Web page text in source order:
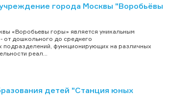
города Москвы "Воробьёвы
«Воробьевы горы» является уникальным
от дошкольного до среднего
подразделений, функционирующих на различных
реал...
детей "Станция юных